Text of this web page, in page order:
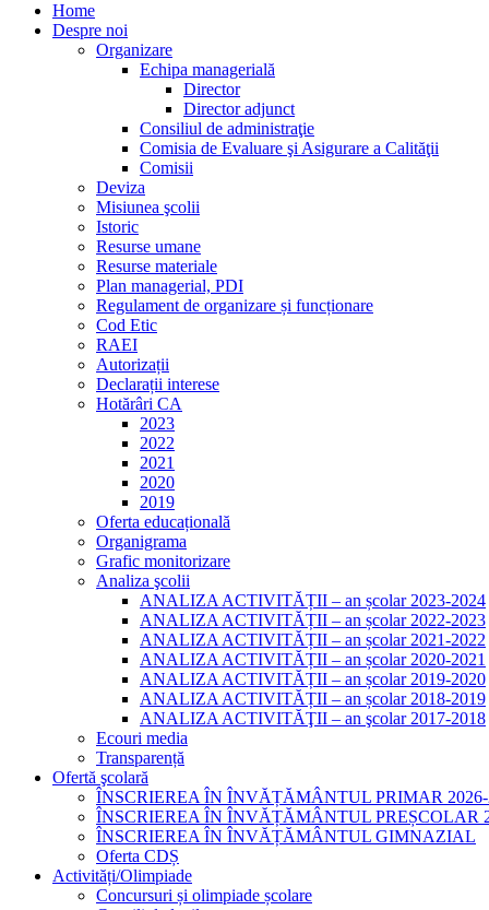
Home
Despre noi
Organizare
Echipa managerială
Director
Director adjunct
Consiliul de administraţie
Comisia de Evaluare şi Asigurare a Calităţii
Comisii
Deviza
Misiunea şcolii
Istoric
Resurse umane
Resurse materiale
Plan managerial, PDI
Regulament de organizare și funcționare
Cod Etic
RAEI
Autorizații
Declarații interese
Hotărâri CA
2023
2022
2021
2020
2019
Oferta educațională
Organigrama
Grafic monitorizare
Analiza şcolii
ANALIZA ACTIVITĂȚII – an școlar 2023-2024
ANALIZA ACTIVITĂȚII – an școlar 2022-2023
ANALIZA ACTIVITĂȚII – an școlar 2021-2022
ANALIZA ACTIVITĂȚII – an școlar 2020-2021
ANALIZA ACTIVITĂȚII – an școlar 2019-2020
ANALIZA ACTIVITĂȚII – an școlar 2018-2019
ANALIZA ACTIVITĂŢII – an şcolar 2017-2018
Ecouri media
Transparență
Ofertă şcolară
ÎNSCRIEREA ÎN ÎNVĂȚĂMÂNTUL PRIMAR 2026-
ÎNSCRIEREA ÎN ÎNVĂȚĂMÂNTUL PREȘCOLAR
ÎNSCRIEREA ÎN ÎNVĂȚĂMÂNTUL GIMNAZIAL
Oferta CDȘ
Activități/Olimpiade
Concursuri și olimpiade școlare